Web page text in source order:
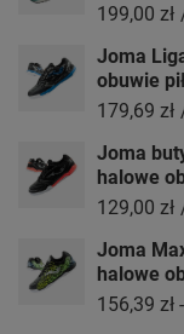
199,00 zł
Joma
obuwie
179,69 zł
Joma
halowe
129,00 zł
Joma
halowe
156,39 zł -